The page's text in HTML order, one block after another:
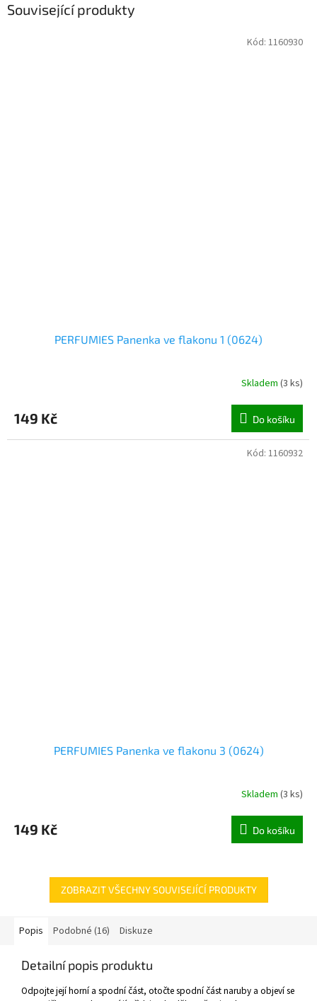
Související produkty
PERFUMIES Panenka ve flakonu 1 (0624)
Skladem (3 ks)
149 Kč Do košíku
Kód: 1160930
PERFUMIES Panenka ve flakonu 3 (0624)
Skladem (3 ks)
149 Kč Do košíku
Kód: 1160932
ZOBRAZIT VŠECHNY SOUVISEJÍCÍ PRODUKTY
Popis Podobné (16) Diskuze
Detailní popis produktu
Odpojte její horní a spodní část, otočte spodní část naruby a objeví se